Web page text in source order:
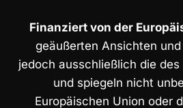
Finanziert von der
geäußerten Ansichten
jedoch ausschließlich die
und spiegeln nicht
Europäischen Union oder